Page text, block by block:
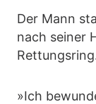
Der Mann
nach seiner
»Ich